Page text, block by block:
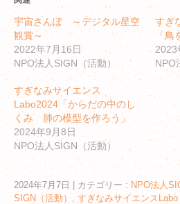
宇宙さんぽ ～デジタル星空
観賞～
2022年7月16日
NPO法人SIGN（活動）
すぎ
「鳥
2023
NPO
すぎなみサイエンス
Labo2024「からだの中のし
くみ 肺の模型を作ろう」
2024年9月8日
NPO法人SIGN（活動）
2024年7月7日 カテゴリー : NPO法人
SIGN（活動）, すぎなみサイエンスLabo